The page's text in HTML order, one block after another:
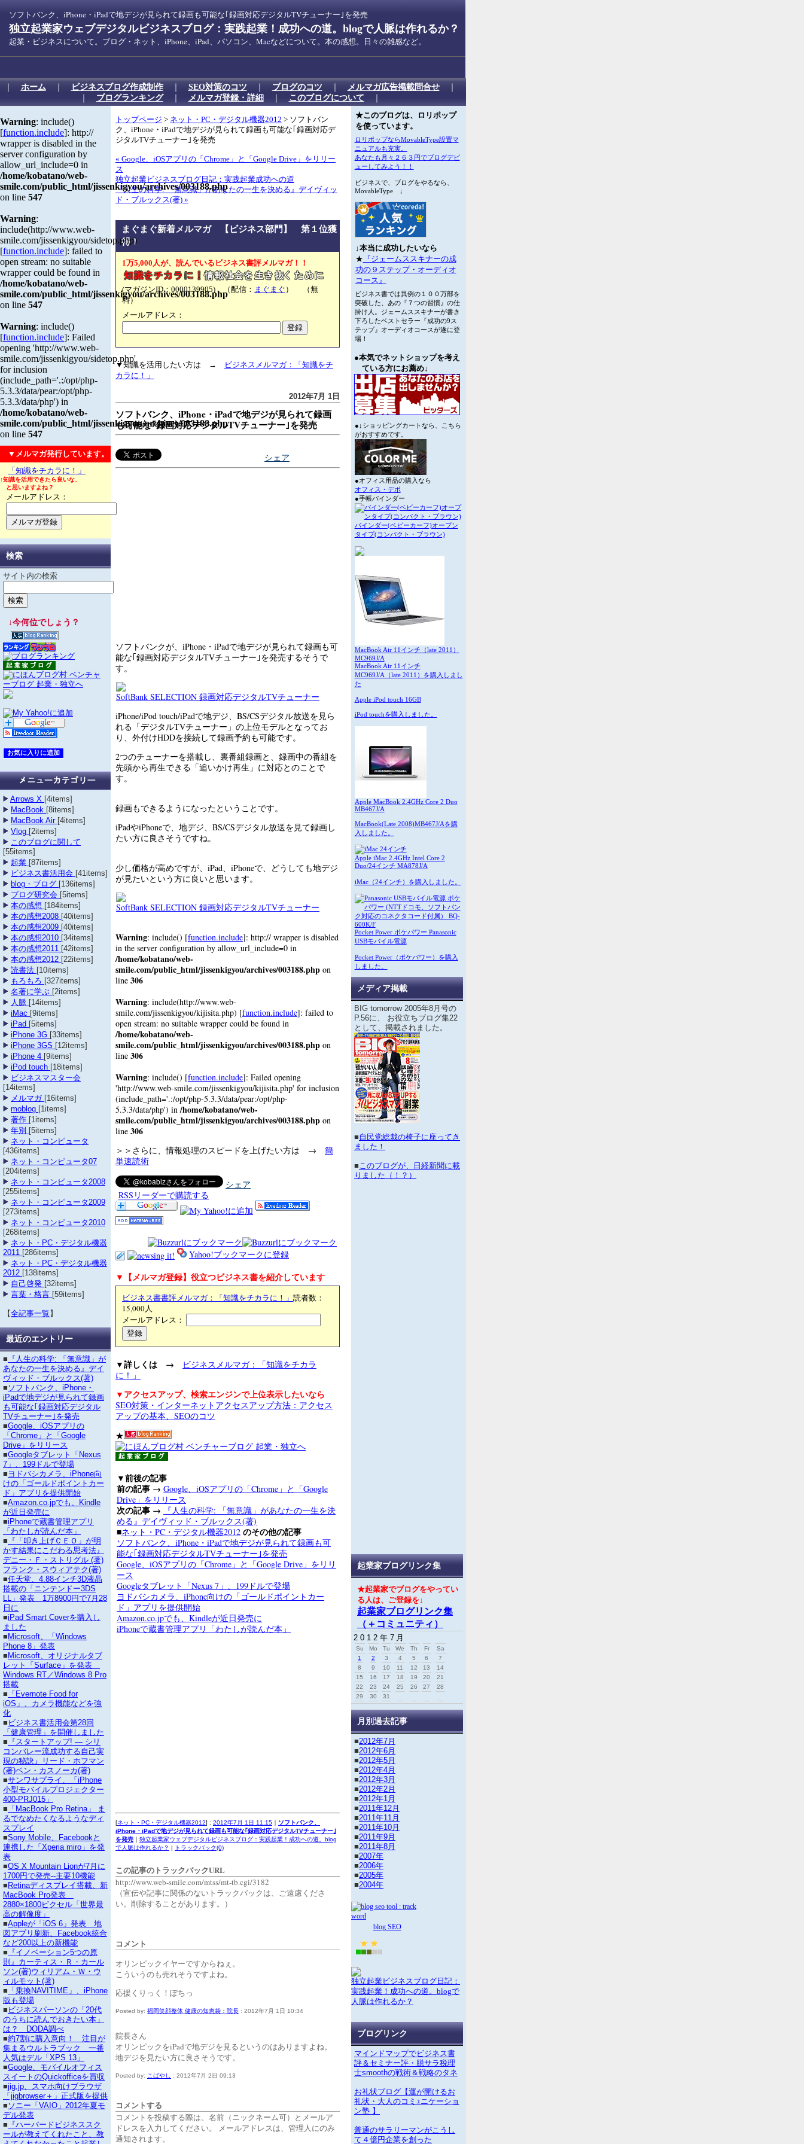
ソフトバンク、iPhone・iPadで地デジが見られて録画も可能な｢録画対応デジタルTVチューナー｣を発売
独立起業家ウェブデジタルビジネスブログ：実践起業！成功への道。blogで人脈は作れるか？
起業・ビジネスについて。ブログ・ネット、iPhone、iPad、パソコン、Macなどについて。本の感想。日々の雑感など。
｜ ホーム ｜ ビジネスブログ作成制作｜ SEO対策のコツ ｜ ブログのコツ ｜ メルマガ広告掲載問合せ｜
｜ ブログランキング｜ メルマガ登録・詳細｜ このブログについて ｜
トップページ > ネット・PC・デジタル機器2012 > ソフトバン
ク、iPhone・iPadで地デジが見られて録画も可能な｢録画対応デ
ジタルTVチューナー｣を発売
« Google、iOSアプリの「Chrome」と「Google Drive」をリリー
ス
独立起業ビジネスブログ日記：実践起業成功への道
『人生の科学: 「無意識」があなたの一生を決める』デイヴィッ
ド・ブルックス(著) »
まぐまぐ新着メルマガ 【ビジネス部門】 第１位獲
得！
1万5,000人が、読んでいるビジネス書評メルマガ！！
(マガジンID：0000139905) （配信： まぐまぐ ） （無
料）
メールアドレス：
▼知識を活用したい方は →
ビジネスメルマガ：「知識をチ
カラに！」
2012年7月 1日
ソフトバンク、iPhone・iPadで地デジが見られて録画
も可能な｢録画対応デジタルTVチューナー｣を発売
シェア
ソフトバンクが、iPhone・iPadで地デジが見られて録画も可
能な｢録画対応デジタルTVチューナー｣を発売するそうで
す。
SoftBank SELECTION 録画対応デジタルTVチューナー
iPhone/iPod touch/iPadで地デジ、BS/CSデジタル放送を見ら
れる「デジタルTVチューナー」の上位モデルとなってお
り、外付けHDDを接続して録画予約も可能です。
2つのチューナーを搭載し、裏番組録画と、録画中の番組を
先頭から再生できる「追いかけ再生」に対応とのことで
す。
録画もできるようになったということです。
iPadやiPhoneで、地デジ、BS/CSデジタル放送を見て録画し
たい方に良さそうですね。
少し価格が高めですが、iPad、iPhoneで、どうしても地デジ
が見たいという方に良いと思います。
SoftBank SELECTION 録画対応デジタルTVチューナー
Warning: include() [function.include]: http:// wrapper is disabled
in the server configuration by allow_url_include=0 in
/home/kobatano/web-
smile.com/public_html/jissenkigyou/archives/003188.php on
line 306
Warning: include(http://www.web-
smile.com/jissenkigyou/kijisita.php) [function.include]: failed to
open stream: no suitable wrapper could be found in
/home/kobatano/web-
smile.com/public_html/jissenkigyou/archives/003188.php on
line 306
Warning: include() [function.include]: Failed opening
'http://www.web-smile.com/jissenkigyou/kijisita.php' for inclusion
(include_path='.:/opt/php-5.3.3/data/pear:/opt/php-
5.3.3/data/php') in /home/kobatano/web-
smile.com/public_html/jissenkigyou/archives/003188.php on
line 306
＞＞さらに、情報処理のスピードを上げたい方は → 簡
単速読術
シェア
RSSリーダーで購読する
Yahoo!ブックマークに登録
▼【メルマガ登録】役立つビジネス書を紹介しています
ビジネス書書評メルマガ：「知識をチカラに！」 読者数：
15,000人
メールアドレス：
▼詳しくは →
ビジネスメルマガ：「知識をチカラ
に！」
▼アクセスアップ、検索エンジンで上位表示したいなら
SEO対策・インターネットアクセスアップ方法：アクセス
アップの基本、SEOのコツ
★
▼前後の記事
前の記事 → Google、iOSアプリの「Chrome」と「Google
Drive」をリリース
次の記事 →
『人生の科学: 「無意識」があなたの一生を決
める』デイヴィッド・ブルックス(著)
■ネット・PC・デジタル機器2012 のその他の記事
ソフトバンク、iPhone・iPadで地デジが見られて録画も可
能な｢録画対応デジタルTVチューナー｣を発売
Google、iOSアプリの「Chrome」と「Google Drive」をリリ
ース
Googleタブレット「Nexus 7」、199ドルで登場
ヨドバシカメラ、iPhone向けの「ゴールドポイントカー
ド」アプリを提供開始
Amazon.co.jpでも、Kindleが近日発売に
iPhoneで蔵書管理アプリ「わたしが読んだ本」
[ネット・PC・デジタル機器2012] : 2012年7月 1日 11:15 ｜ ソフトバンク、
iPhone・iPadで地デジが見られて録画も可能な｢録画対応デジタルTVチューナー｣
を発売 ｜ 独立起業家ウェブデジタルビジネスブログ：実践起業！成功への道。blog
で人脈は作れるか？ | トラックバック(0)
この記事のトラックバックURL
http://www.web-smile.com/mtss/mt-tb.cgi/3182
（宣伝や記事に関係のないトラックバックは、ご遠慮くださ
い。削除することがあります。）
コメント
オリンピックイヤーですからねぇ。
こういうのも売れそうですよね。
応援くりっく！ぽちっ
Posted by: 福岡笑顔整体 健康の知恵袋：院長 : 2012年7月 1日 10:34
院長さん
オリンピックをiPadで地デジを見るというのはありますよね。
地デジを見たい方に良さそうです。
Posted by: こばやし : 2012年7月 2日 09:13
コメントする
コメントを投稿する際は、名前（ニックネーム可）とメールア
ドレスを入力してください。 メールアドレスは、管理人にのみ
通知されます。
Warning: include()
[function.include]: http://
wrapper is disabled in the
server configuration by
allow_url_include=0 in
/home/kobatano/web-
smile.com/public_html/jissenkigyou/archives/003188.php
on line 547
Warning:
include(http://www.web-
smile.com/jissenkigyou/sidetop.php)
[function.include]: failed to
open stream: no suitable
wrapper could be found in
/home/kobatano/web-
smile.com/public_html/jissenkigyou/archives/003188.php
on line 547
Warning: include()
[function.include]: Failed
opening 'http://www.web-
smile.com/jissenkigyou/sidetop.php'
for inclusion
(include_path='.:/opt/php-
5.3.3/data/pear:/opt/php-
5.3.3/data/php') in
/home/kobatano/web-
smile.com/public_html/jissenkigyou/archives/003188.php
on line 547
▼メルマガ発行しています。
「知識をチカラに！」
↑知識を活用できたら良いな、
と思いますよね？
メールアドレス：
検索
サイト内の検索
↓今何位でしょう？
Arrows X [4items]
MacBook [8items]
MacBook Air [4items]
Vlog [2items]
このブログに関して
[55items]
起業 [87items]
ビジネス書活用会 [41items]
blog・ブログ [136items]
ブログ研究会 [5items]
本の感想 [184items]
本の感想2008 [40items]
本の感想2009 [40items]
本の感想2010 [34items]
本の感想2011 [42items]
本の感想2012 [22items]
読書法 [10items]
もろもろ [327items]
名著に学ぶ [2items]
人脈 [14items]
iMac [9items]
iPad [5items]
iPhone 3G [33items]
iPhone 3GS [12items]
iPhone 4 [9items]
iPod touch [18items]
ビジネスマスター会
[14items]
メルマガ [16items]
moblog [1items]
著作 [1items]
年別 [5items]
ネット・コンピュータ
[436items]
ネット・コンピュータ07
[204items]
ネット・コンピュータ2008
[255items]
ネット・コンピュータ2009
[273items]
ネット・コンピュータ2010
[268items]
ネット・PC・デジタル機器
2011 [286items]
ネット・PC・デジタル機器
2012 [138items]
自己啓発 [32items]
言葉・格言 [59items]
【全記事一覧 】
最近のエントリー
■ 『人生の科学: 「無意識」が
あなたの一生を決める』デイ
ヴィッド・ブルックス(著)
■ ソフトバンク、iPhone・
iPadで地デジが見られて録画
も可能な｢録画対応デジタル
TVチューナー｣を発売
■Google、iOSアプリの
「Chrome」と「Google
Drive」をリリース
■Googleタブレット「Nexus
7」、199ドルで登場
■ ヨドバシカメラ、iPhone向
けの「ゴールドポイントカー
ド」アプリを提供開始
■Amazon.co.jpでも、Kindle
が近日発売に
■iPhoneで蔵書管理アプリ
「わたしが読んだ本」
■ 『「叩き上げＣＥＯ」が明
かす結果にこだわる思考法』
デニー・Ｆ・ストリグル (著)
フランク・スウィアテク(著)
■任天堂、4.88インチ3D液晶
搭載の「ニンテンドー3DS
LL」発表 1万8900円で7月28
日に
■iPad Smart Coverを購入し
ました
■ Microsoft、「Windows
Phone 8」発表
■ Microsoft、オリジナルタブ
レット「Surface」を発表
Windows RT／Windows 8 Pro
搭載
■ 「Evernote Food for
iOS」、カメラ機能などを強
化
■ ビジネス書活用会第28回
「健康管理」を開催しました
■ 『スタートアップ! ― シリ
コンバレー流成功する自己実
現の秘訣』リード・ホフマン
(著)ベン・カスノーカ(著)
■サンワサプライ、「iPhone
小型モバイルプロジェクター
400-PRJ015」
■ 「MacBook Pro Retina」 ま
るでなめたくなるようなディ
スプレイ
■Sony Mobile、Facebookと
連携した「Xperia miro」を発
表
■OS X Mountain Lionが7月に
1700円で発売--主要10機能
■ Retinaディスプレイ搭載、新
MacBook Pro発表
2880×1800ピクセル「世界最
高の解像度」
■Appleが「iOS 6」発表 地
図アプリ刷新、Facebook統合
など200以上の新機能
■ 『イノベーション5つの原
則』カーティス・Ｒ・カール
ソン(著)ウィリアム・Ｗ・ウ
ィルモット(著)
■ 「乗換NAVITIME」、iPhone
版も登場
■ ビジネスパーソンの「20代
のうちに読んでおきたい本」
は？ DODA調べ
■約7割に購入意向！ 注目が
集まるウルトラブック 一番
人気はデル「XPS 13」
■Google、モバイルオフィス
スイートのQuickofficeを買収
■jig.jp、スマホ向けブラウザ
「jigbrowser＋」正式版を提供
■ ソニー「VAIO」2012年夏モ
デル発表
■ 『ハーバードビジネススク
ールが教えてくれたこと、教
★このブログは、ロリポップ
を使っています。
ロリポップならMovableType設置マ
ニュアルも充実。
あなたも月々２６３円でブログデビ
ューしてみよう！！
ビジネスで、ブログをやるなら、
MovableType ↓
↓本当に成功したいなら
★ 『ジェームススキナーの成
功の９ステップ・オーディオ
コース』
ビジネス書では異例の１００万部を
突破した、あの『７つの習慣』の仕
掛け人。ジェームススキナーが書き
下ろしたベストセラー『成功の9ス
テップ』オーディオコースが遂に登
場！
●本気でネットショップを考え
ている方にお薦め↓
●↓ショッピングカートなら、こちら
がおすすめです。
●オフィス用品の購入なら
オフィス・デポ
●手帳バインダー
バインダー(ベビーカーフ)オープン
タイプ(コンパクト・ブラウン)
MacBook Air 11インチ（late 2011）
MC969J/A
MacBook Air 11インチ
MC969J/A（late 2011）を購入しまし
た
Apple iPod touch 16GB
iPod touchを購入しました。
Apple MacBook 2.4GHz Core 2 Duo
MB467J/A
MacBook(Late 2008)MB467J/Aを購
入しました。
Apple iMac 2.4GHz Intel Core 2
Duo/24インチ MA878J/A
iMac（24インチ）を購入しました。
Pocket Power ポケパワー Panasonic
USBモバイル電源
Pocket Power（ポケパワー）を購入
しました。
メディア掲載
BIG tomorrow 2005年8月号の
P.56に、 お役立ちブログ集22
として、掲載されました。
■自民党総裁の椅子に座ってき
ました！
■このブログが、日経新聞に載
りました（！？）
起業家ブログリンク集
★起業家でブログをやってい
る人は、ご登録を↓
起業家ブログリンク集
（＋コミュニティ）
2012年7月
Su Mo Tu We Th Fr
Sa
1
2 3 4 5 6
7
8
9 10 11 12 13
14
15
16 17 18 19 20
21
22
23 24 25 26 27
28
29
30 31
月別過去記事
■2012年7月
■2012年6月
■2012年5月
■2012年4月
■2012年3月
■2012年2月
■2012年1月
■2011年12月
■2011年11月
■2011年10月
■2011年9月
■2011年8月
■2007年
■2006年
■2005年
■2004年
blog SEO
独立起業ビジネスブログ日記：
実践起業！成功への道。blogで
人脈は作れるか？
ブログリンク
マインドマップでビジネス書
評＆セミナー評・脱サラ税理
士smoothの戦術＆戦略のタネ
お礼状ブログ【運が開けるお
礼状・大人のコミｭニケーショ
ン塾 】
普通のサラリーマンがこうし
て４億円企業を創った